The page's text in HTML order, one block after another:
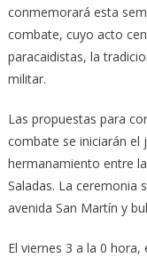
conmemorará esta
combate, cuyo acto
paracaidistas, la
militar.
Las propuestas para
combate se iniciarán el
hermanamiento entre
Saladas. La ceremonia
avenida San Martín y
El viernes 3 a la 0